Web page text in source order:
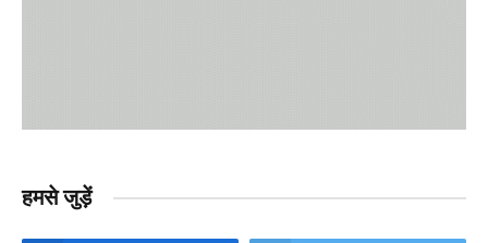
हमसे जुड़ें